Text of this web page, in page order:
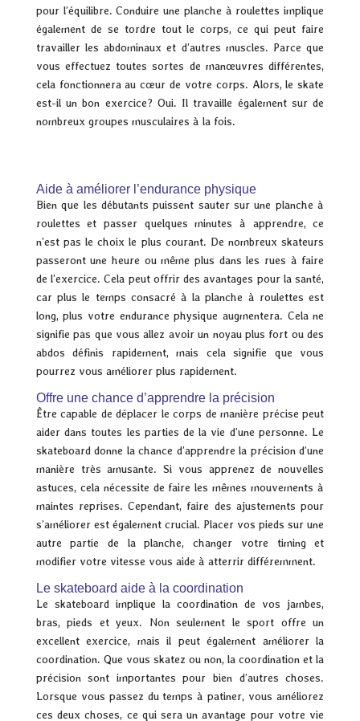
pour l’équilibre. Conduire une planche à roulettes implique
également de se tordre tout le corps, ce qui peut faire
travailler les abdominaux et d’autres muscles. Parce que
vous effectuez toutes sortes de manœuvres différentes,
cela fonctionnera au cœur de votre corps. Alors, le skate
est-il un bon exercice? Oui. Il travaille également sur de
nombreux groupes musculaires à la fois.
Aide à améliorer l’endurance physique
Bien que les débutants puissent sauter sur une planche à
roulettes et passer quelques minutes à apprendre, ce
n’est pas le choix le plus courant. De nombreux skateurs
passeront une heure ou même plus dans les rues à faire
de l’exercice. Cela peut offrir des avantages pour la santé,
car plus le temps consacré à la planche à roulettes est
long, plus votre endurance physique augmentera. Cela ne
signifie pas que vous allez avoir un noyau plus fort ou des
abdos définis rapidement, mais cela signifie que vous
pourrez vous améliorer plus rapidement.
Offre une chance d’apprendre la précision
Être capable de déplacer le corps de manière précise peut
aider dans toutes les parties de la vie d’une personne. Le
skateboard donne la chance d’apprendre la précision d’une
manière très amusante. Si vous apprenez de nouvelles
astuces, cela nécessite de faire les mêmes mouvements à
maintes reprises. Cependant, faire des ajustements pour
s’améliorer est également crucial. Placer vos pieds sur une
autre partie de la planche, changer votre timing et
modifier votre vitesse vous aide à atterrir différemment.
Le skateboard aide à la coordination
Le skateboard implique la coordination de vos jambes,
bras, pieds et yeux. Non seulement le sport offre un
excellent exercice, mais il peut également améliorer la
coordination. Que vous skatez ou non, la coordination et la
précision sont importantes pour bien d’autres choses.
Lorsque vous passez du temps à patiner, vous améliorez
ces deux choses, ce qui sera un avantage pour votre vie